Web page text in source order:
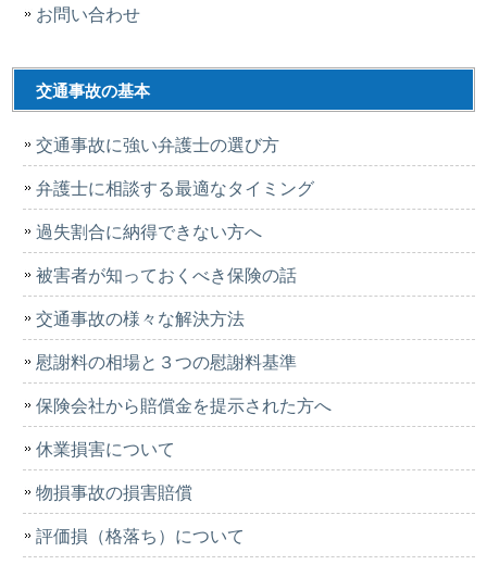
お問い合わせ
交通事故の基本
交通事故に強い弁護士の選び方
弁護士に相談する最適なタイミング
過失割合に納得できない方へ
被害者が知っておくべき保険の話
交通事故の様々な解決方法
慰謝料の相場と３つの慰謝料基準
保険会社から賠償金を提示された方へ
休業損害について
物損事故の損害賠償
評価損（格落ち）について